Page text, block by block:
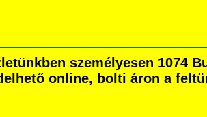
személyesen 1074
online, bolti áron a